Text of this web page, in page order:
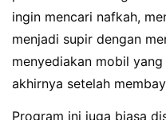
ingin mencari nafkah,
menjadi supir dengan
menyediakan mobil
akhirnya setelah
Program ini juga biasa